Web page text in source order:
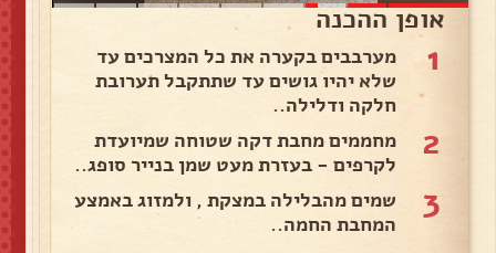
אופן ההכנה
1
מערבבים בקערה את כל המצרכים עד
שלא יהיו גושים עד שתתקבל תערובת
חלקה ודלילה..
2
מחממים מחבת דקה שטוחה שמיועדת
לקרפים - בעזרת מעט שמן בנייר סופג..
3
שמים מהבלילה במצקת , ולמזוג באמצע
המחבת החמה..